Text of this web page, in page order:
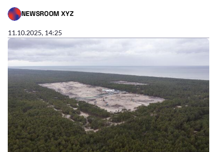
NEWSROOM XYZ
- AUTOR ARTYKUŁU - PROFIL
11.10.2025, 14:25